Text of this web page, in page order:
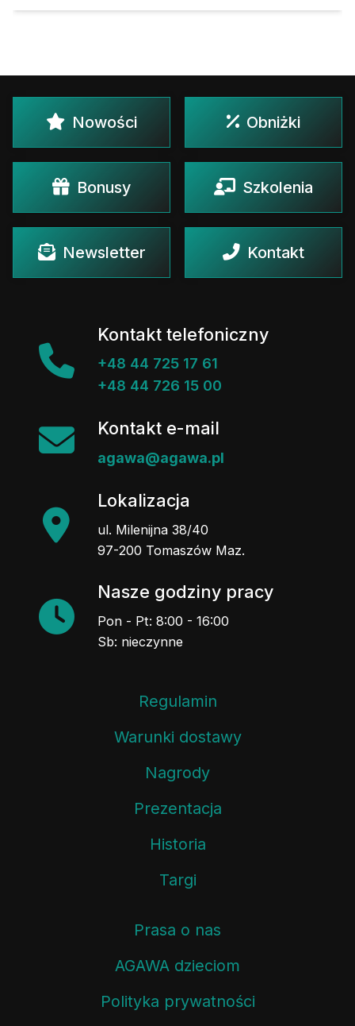
Nowości Obniżki
Bonusy Szkolenia
Newsletter Kontakt
Kontakt telefoniczny
+48 44 725 17 61
+48 44 726 15 00
Kontakt e-mail
agawa@agawa.pl
Lokalizacja
ul. Milenijna 38/40
97-200 Tomaszów Maz.
Nasze godziny pracy
Pon - Pt: 8:00 - 16:00
Sb: nieczynne
Regulamin
Warunki dostawy
Nagrody
Prezentacja
Historia
Targi
Prasa o nas
AGAWA dzieciom
Polityka prywatności